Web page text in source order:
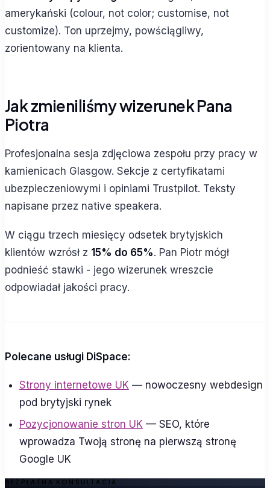
amerykański (colour, not color; customise, not
customize). Ton uprzejmy, powściągliwy,
zorientowany na klienta.
Jak zmieniliśmy wizerunek Pana
Piotra
Profesjonalna sesja zdjęciowa zespołu przy pracy w
kamienicach Glasgow. Sekcje z certyfikatami
ubezpieczeniowymi i opiniami Trustpilot. Teksty
napisane przez native speakera.
W ciągu trzech miesięcy odsetek brytyjskich
klientów wzrósł z 15% do 65%. Pan Piotr mógł
podnieść stawki - jego wizerunek wreszcie
odpowiadał jakości pracy.
Polecane usługi DiSpace:
Strony internetowe UK— nowoczesny webdesign
pod brytyjski rynek
Pozycjonowanie stron UK— SEO, które
wprowadza Twoją stronę na pierwszą stronę
Google UK
BEZPŁATNA KONSULTACJA